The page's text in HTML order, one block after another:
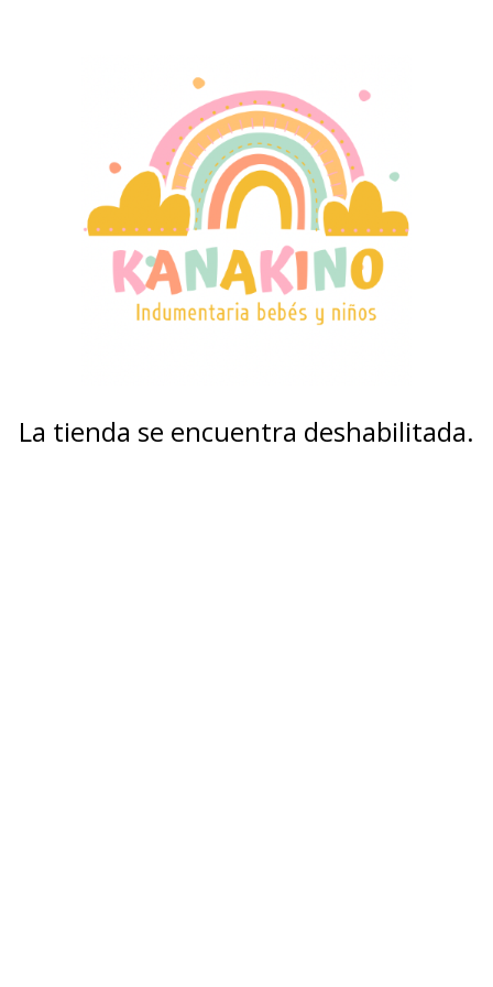
La tienda se encuentra deshabilitada.